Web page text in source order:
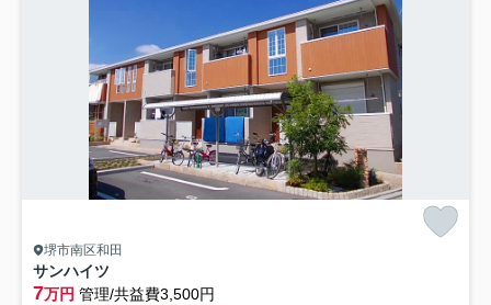
堺市南区和田
サンハイツ
7万円 管理/共益費3,500円